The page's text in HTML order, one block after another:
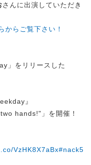
さんに出演していただき
からご覧下さい！
」をリリースした
』
hands!"」を開催！
VzHK8X7aBx#nack5